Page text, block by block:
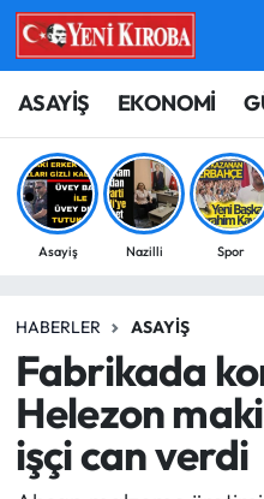
ASAYİŞ EKONOMİ
Asayiş Nazilli Spor
HABERLER ASAYIŞ
Fabrikada
Helezon
işçi can verdi
ASAYİŞ
BİLİM-TEKNOLOJİ
ÇEVRE
EĞİTİM
EKONOMİ
GÜNCEL
Aydın Nöbetçi
Aydın Hava Durumu
Aydin Namaz
Süper Lig Puan
Tüm Manşetler
Son Dakika Haberleri